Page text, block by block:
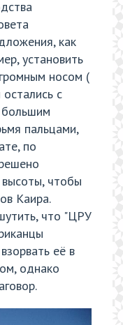
как
установить
носом (
с
пальцами,
по
чтобы
Каира.
что "ЦРУ
её в
однако